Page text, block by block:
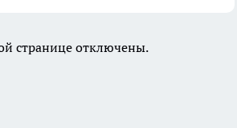
странице отключены.